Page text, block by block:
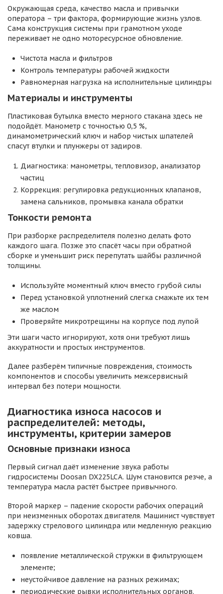
Окружающая среда, качество масла и привычки
оператора – три фактора, формирующие жизнь узлов.
Сама конструкция системы при грамотном уходе
переживает не одно моторесурсное обновление.
Чистота масла и фильтров
Контроль температуры рабочей жидкости
Равномерная нагрузка на исполнительные цилиндры
Материалы и инструменты
Пластиковая бутылка вместо мерного стакана здесь не
подойдёт. Манометр с точностью 0,5 %,
динамометрический ключ и набор чистых шпателей
спасут втулки и плунжеры от задиров.
Диагностика: манометры, тепловизор, анализатор
частиц
Коррекция: регулировка редукционных клапанов,
замена сальников, промывка канала обратки
Тонкости ремонта
При разборке распределителя полезно делать фото
каждого шага. Позже это спасёт часы при обратной
сборке и уменьшит риск перепутать шайбы различной
толщины.
Используйте моментный ключ вместо грубой силы
Перед установкой уплотнений слегка смажьте их тем
же маслом
Проверяйте микротрещины на корпусе под лупой
Эти шаги часто игнорируют, хотя они требуют лишь
аккуратности и простых инструментов.
Далее разберём типичные повреждения, стоимость
компонентов и способы увеличить межсервисный
интервал без потери мощности.
Диагностика износа насосов и
распределителей: методы,
инструменты, критерии замеров
Основные признаки износа
Первый сигнал даёт изменение звука работы
гидросистемы Doosan DX225LCA. Шум становится резче, а
температура масла растёт быстрее привычного.
Второй маркер – падение скорости рабочих операций
при неизменных оборотах двигателя. Машинист чувствует
задержку стрелового цилиндра или медленную реакцию
ковша.
появление металлической стружки в фильтрующем
элементе;
неустойчивое давление на разных режимах;
периодические рывки исполнительных органов.